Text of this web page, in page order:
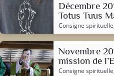
Décembre
Totus Tuus
Consigne spirituelle
Novembre
mission de
Consigne spirituelle